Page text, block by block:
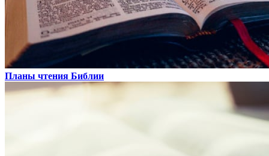
Планы чтения Библии